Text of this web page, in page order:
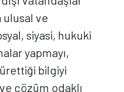
ulusal ve
siyasi, hukuki
yapmayı,
ürettiği bilgiyi
çözüm odaklı